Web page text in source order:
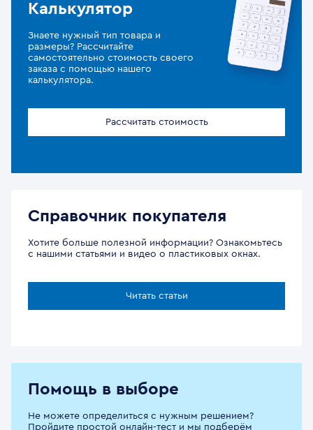
Калькулятор
Знаете нужный тип товара и
размеры? Рассчитайте
самостоятельно стоимость своего
заказа с помощью нашего
калькулятора.
Рассчитать стоимость
Справочник покупателя
Хотите больше полезной информации? Ознакомьтесь
с нашими статьями и видео о пластиковых окнах.
Читать статьи
Помощь в выборе
Не можете определиться с нужным решением?
Пройдите простой онлайн-тест и мы подберём